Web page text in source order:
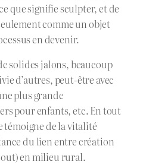
que signifie sculpter, et de
comme un objet
en devenir.
solides jalons, beaucoup
d’autres, peut-être avec
plus grande
pour enfants, etc. En tout
témoigne de la vitalité
du lien entre création
en milieu rural.